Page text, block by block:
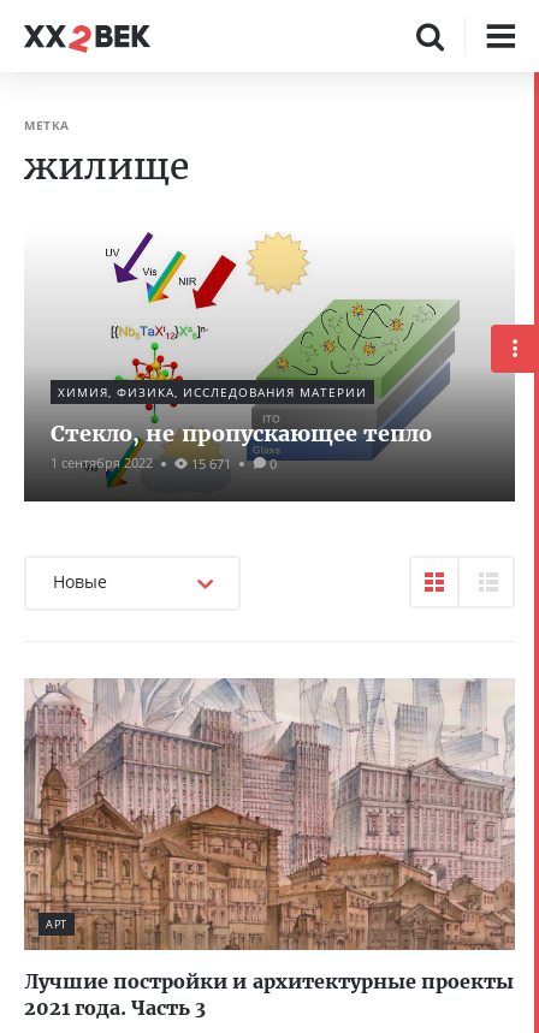
МЕТКА
жилище
ХИМИЯ, ФИЗИКА, ИССЛЕДОВАНИЯ МАТЕРИИ
Стекло, не пропускающее тепло
1 сентября 2022 15 671 0
Новые
АРТ
Лучшие постройки и архитектурные проекты
2021 года. Часть 3